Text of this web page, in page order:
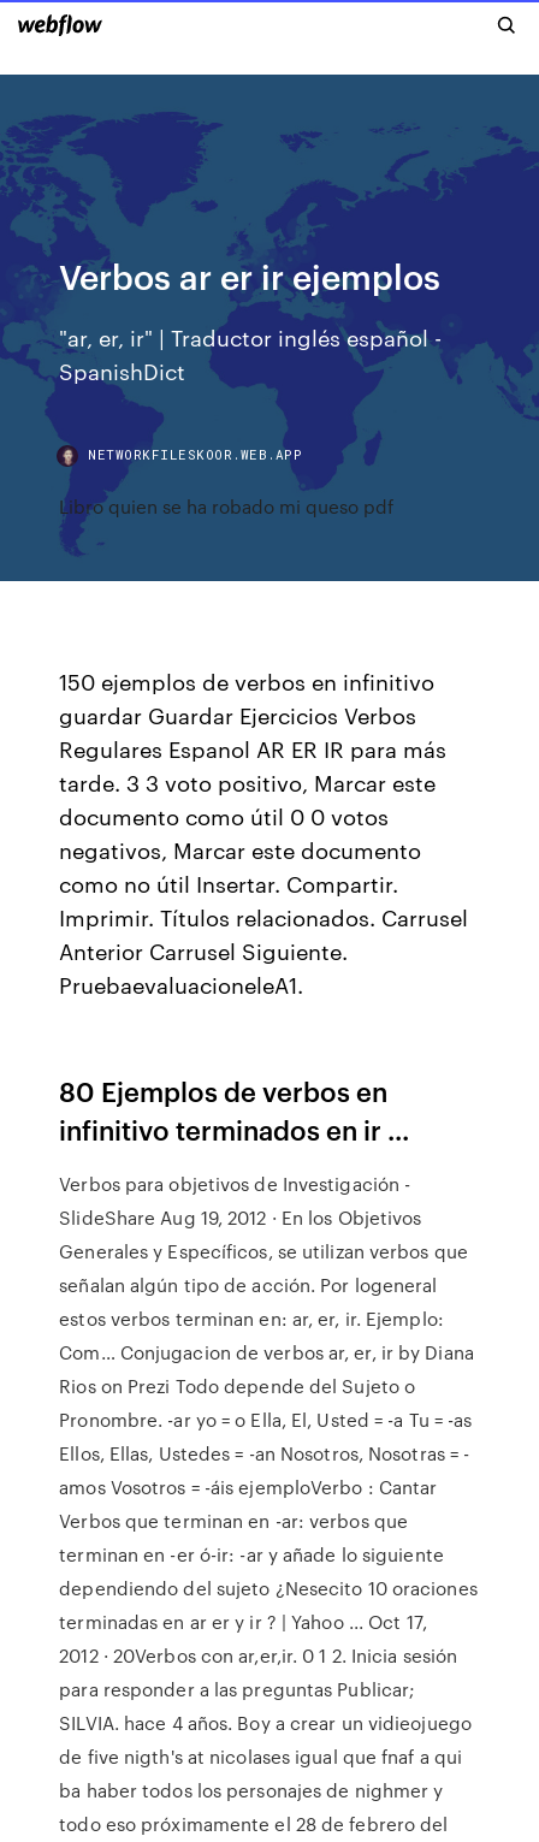
Verbos ar er ir ejemplos
"ar, er, ir" | Traductor inglés español -
SpanishDict
NETWORKFILESKOOR.WEB.APP
Libro quien se ha robado mi queso pdf
150 ejemplos de verbos en infinitivo
guardar Guardar Ejercicios Verbos
Regulares Espanol AR ER IR para más
tarde. 3 3 voto positivo, Marcar este
documento como útil 0 0 votos
negativos, Marcar este documento
como no útil Insertar. Compartir.
Imprimir. Títulos relacionados. Carrusel
Anterior Carrusel Siguiente.
PruebaevaluacioneleA1.
80 Ejemplos de verbos en
infinitivo terminados en ir ...
Verbos para objetivos de Investigación -
SlideShare Aug 19, 2012 · En los Objetivos
Generales y Específicos, se utilizan verbos que
señalan algún tipo de acción. Por logeneral
estos verbos terminan en: ar, er, ir. Ejemplo:
Com… Conjugacion de verbos ar, er, ir by Diana
Rios on Prezi Todo depende del Sujeto o
Pronombre. -ar yo = o Ella, El, Usted = -a Tu = -as
Ellos, Ellas, Ustedes = -an Nosotros, Nosotras = -
amos Vosotros = -áis ejemploVerbo : Cantar
Verbos que terminan en -ar: verbos que
terminan en -er ó-ir: -ar y añade lo siguiente
dependiendo del sujeto ¿Nesecito 10 oraciones
terminadas en ar er y ir ? | Yahoo ... Oct 17,
2012 · 20Verbos con ar,er,ir. 0 1 2. Inicia sesión
para responder a las preguntas Publicar;
SILVIA. hace 4 años. Boy a crear un vidieojuego
de five nigth's at nicolases igual que fnaf a qui
ba haber todos los personajes de nighmer y
todo eso próximamente el 28 de febrero del